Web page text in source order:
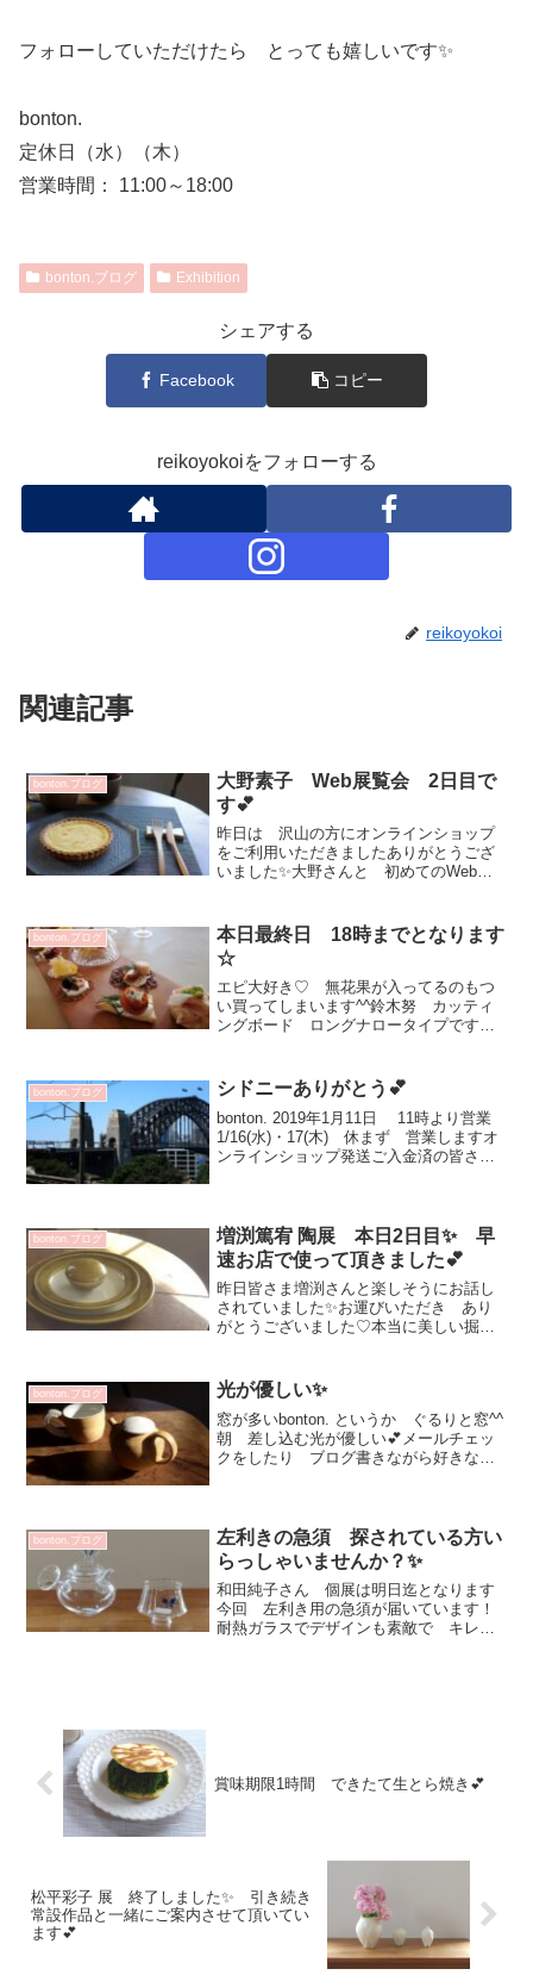
フォローしていただけたら とっても嬉しいです✨
bonton.
定休日（水）（木）
営業時間： 11:00～18:00
bonton.ブログ Exhibition
シェアする
Facebook コピー
reikoyokoiをフォローする
reikoyokoi
関連記事
bonton.ブログ
大野素子 Web展覧会 2日目で
す💕
昨日は 沢山の方にオンラインショップ
をご利用いただきましたありがとうござ
いました✨大野さんと 初めてのWeb展
ました！ 何度も更新かけて待機してい
ました楽しかった！ と...
bonton.ブログ
本日最終日 18時までとなります
☆
エピ大好き♡ 無花果が入ってるのもつ
い買ってしまいます^^鈴木努 カッティ
ングボード ロングナロータイプです
付けるとテーブルが華やぎますねparty や
おもてなしに長...
bonton.ブログ シドニーありがとう💕
bonton. 2019年1月11日 11時より営業
1/16(水)・17(木) 休まず 営業しますオ
ンラインショップ発送ご入金済の皆さ
bonton.ブログ
増渕篤宥 陶展 本日2日目✨ 早
速お店で使って頂きました💕
昨日皆さま増渕さんと楽しそうにお話し
されていました✨お運びいただき あり
がとうございました♡本当に美しい掘り
みた（笑）大活躍間違いない 黄釉小
鉢 2970円黄釉釉象嵌リ...
bonton.ブログ 光が優しい✨
窓が多いbonton. というか ぐるりと窓^^
朝 差し込む光が優しい💕メールチェッ
クをしたり ブログ書きながら好きな飲
リーズ♡3時...
bonton.ブログ
左利きの急須 探されている方い
らっしゃいませんか？✨
和田純子さん 個展は明日迄となります
今回 左利き用の急須が届いています！
耐熱ガラスでデザインも素敵で キレも
賞味期限1時間 できたて生とら焼き💕
松平彩子 展 終了しました✨ 引き続き
常設作品と一緒にご案内させて頂いてい
ます💕